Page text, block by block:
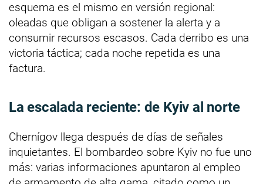
esquema es el mismo en versión regional:
oleadas que obligan a sostener la alerta y a
consumir recursos escasos. Cada derribo es una
victoria táctica; cada noche repetida es una
factura.
La escalada reciente: de Kyiv al norte
Chernígov llega después de días de señales
inquietantes. El bombardeo sobre Kyiv no fue uno
más: varias informaciones apuntaron al empleo